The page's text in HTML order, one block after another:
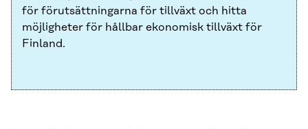
för förutsättningarna för tillväxt och hitta
möjligheter för hållbar ekonomisk tillväxt för
Finland.